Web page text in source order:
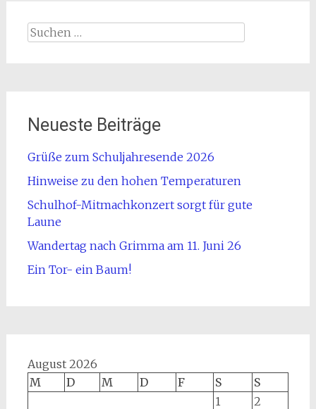
Suchen
Neueste Beiträge
Grüße zum Schuljahresende 2026
Hinweise zu den hohen Temperaturen
Schulhof-Mitmachkonzert sorgt für gute
Laune
Wandertag nach Grimma am 11. Juni 26
Ein Tor- ein Baum!
August 2026
M
D M D F S
S
1
2